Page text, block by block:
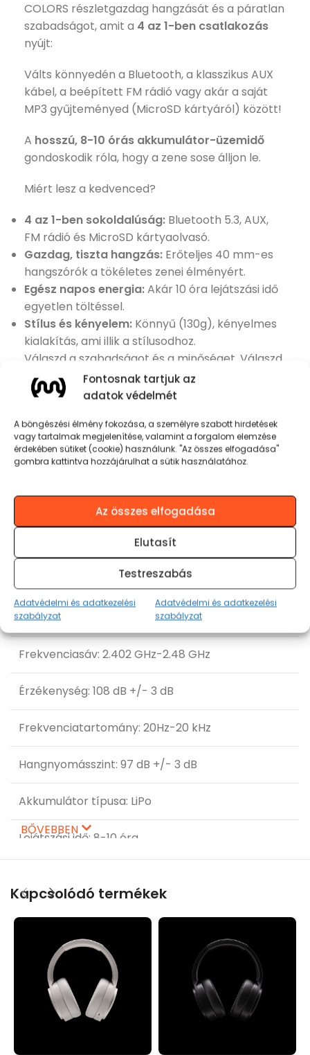
Fontosnak tartjuk az
adatok védelmét
A böngészési élmény fokozása, a személyre szabott hirdetések
vagy tartalmak megjelenítése, valamint a forgalom elemzése
érdekében sütiket (cookie) használunk. "Az összes elfogadása"
gombra kattintva hozzájárulhat a sütik használatához.
Az összes elfogadása
Elutasít
Testreszabás
Adatvédelmi és adatkezelési
szabályzat
Adatvédelmi és adatkezelési
szabályzat
COLORS részletgazdag hangzását és a páratlan
szabadságot, amit a 4 az 1-ben csatlakozás
nyújt:
Válts könnyedén a Bluetooth, a klasszikus AUX
kábel, a beépített FM rádió vagy akár a saját
MP3 gyűjteményed (MicroSD kártyáról) között!
A hosszú, 8-10 órás akkumulátor-üzemidő
gondoskodik róla, hogy a zene sose álljon le.
Miért lesz a kedvenced?
4 az 1-ben sokoldalúság: Bluetooth 5.3, AUX,
FM rádió és MicroSD kártyaolvasó.
Gazdag, tiszta hangzás: Erőteljes 40 mm-es
hangszórók a tökéletes zenei élményért.
Egész napos energia:Akár 10 óra lejátszási idő
egyetlen töltéssel.
Stílus és kényelem: Könnyű (130g), kényelmes
kialakítás, ami illik a stílusodhoz.
Válaszd a szabadságot és a minőséget. Válaszd
a MOJO ESSENTIALS COLORS-t!
KOSÁRBA TESZEM
Termékinformációk
Bluetooth® technológia v5.3
Bluetooth csatlakozási táv 10 méterig
Frekvenciasáv: 2.402 GHz-2.48 GHz
Érzékenység: 108 dB +/- 3 dB
Frekvenciatartomány: 20Hz-20 kHz
Hangnyomásszint: 97 dB +/- 3 dB
Akkumulátor típusa: LiPo
Lejátszási idő: 8-10 óra
Hangszórók: Φ2 x 40 mm
Impedencia: 32Ω
BŐVEBBEN
Kapcsolódó termékek